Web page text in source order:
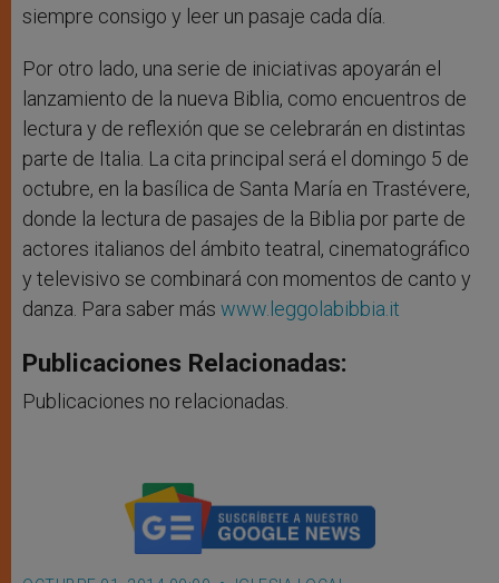
siempre consigo y leer un pasaje cada día.
Por otro lado, una serie de iniciativas apoyarán el
lanzamiento de la nueva Biblia, como encuentros de
lectura y de reflexión que se celebrarán en distintas
parte de Italia. La cita principal será el domingo 5 de
octubre, en la basílica de Santa María en Trastévere,
donde la lectura de pasajes de la Biblia por parte de
actores italianos del ámbito teatral, cinematográfico
y televisivo se combinará con momentos de canto y
danza. Para saber más www.leggolabibbia.it
Publicaciones Relacionadas:
Publicaciones no relacionadas.